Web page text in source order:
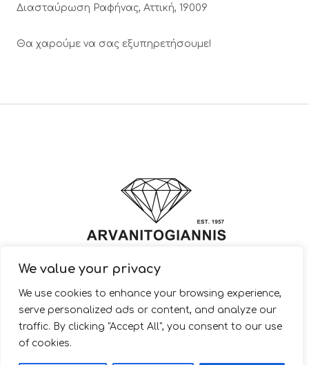
We value your privacy
We use cookies to enhance your browsing experience,
serve personalized ads or content, and analyze our
traffic. By clicking "Accept All", you consent to our use
of cookies.
Διασταύρωση Ραφήνας, Αττική, 19009
Θα χαρούμε να σας εξυπηρετήσουμε!
© 2022 ARVANITOGIANNIS – Jewelry Design & Manufacturing |
JewelryShop.gr